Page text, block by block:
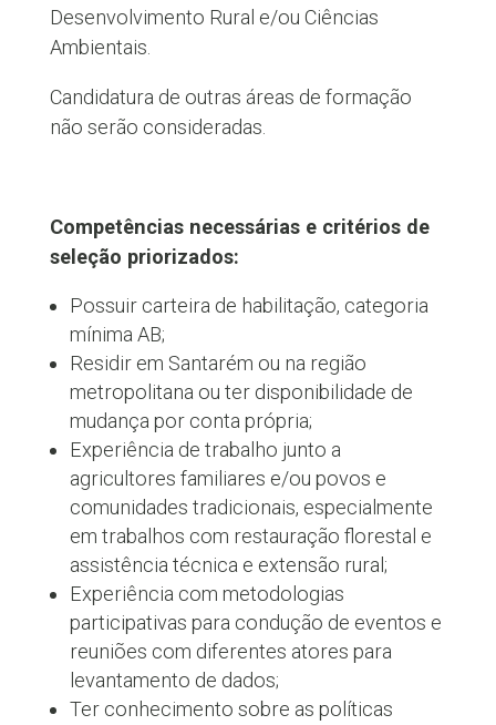
Desenvolvimento Rural e/ou Ciências
Ambientais.
Candidatura de outras áreas de formação
não serão consideradas.
Competências necessárias e critérios de
seleção priorizados:
Possuir carteira de habilitação, categoria
mínima AB;
Residir em Santarém ou na região
metropolitana ou ter disponibilidade de
mudança por conta própria;
Experiência de trabalho junto a
agricultores familiares e/ou povos e
comunidades tradicionais, especialmente
em trabalhos com restauração florestal e
assistência técnica e extensão rural;
Experiência com metodologias
participativas para condução de eventos e
reuniões com diferentes atores para
levantamento de dados;
Ter conhecimento sobre as políticas